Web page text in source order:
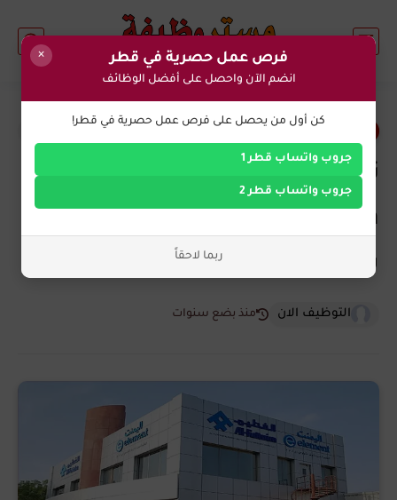
وظائف اليوم في قطر
شاغرة برواتب و مزايا عالية
التوظيف الان منذ بضع سنوات
× فرص عمل حصرية في قطر
انضم الآن واحصل على أفضل الوظائف
كن أول من يحصل على فرص عمل حصرية في قطر!
جروب واتساب قطر 1
جروب واتساب قطر 2
ربما لاحقاً